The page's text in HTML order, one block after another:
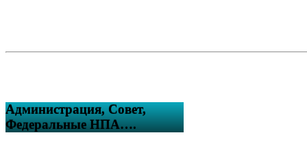
Администрация, Совет,
Федеральные НПА….